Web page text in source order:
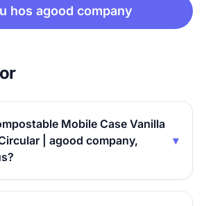
hos agood company
Mobile Case Vanilla
| agood company,
▾